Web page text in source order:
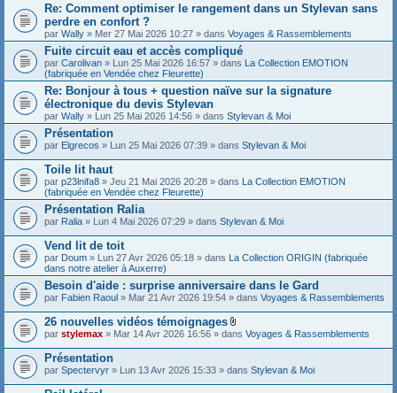
Re: Comment optimiser le rangement dans un Stylevan sans
perdre en confort ?
par Wally » Mer 27 Mai 2026 10:27 » dans Voyages & Rassemblements
Fuite circuit eau et accès compliqué
par Carolivan » Lun 25 Mai 2026 16:57 » dans La Collection EMOTION
(fabriquée en Vendée chez Fleurette)
Re: Bonjour à tous + question naïve sur la signature
électronique du devis Stylevan
par Wally » Lun 25 Mai 2026 14:56 » dans Stylevan & Moi
Présentation
par Elgrecos » Lun 25 Mai 2026 07:39 » dans Stylevan & Moi
Toile lit haut
par p23lnifa8 » Jeu 21 Mai 2026 20:28 » dans La Collection EMOTION
(fabriquée en Vendée chez Fleurette)
Présentation Ralia
par Ralia » Lun 4 Mai 2026 07:29 » dans Stylevan & Moi
Vend lit de toit
par Doum » Lun 27 Avr 2026 05:18 » dans La Collection ORIGIN (fabriquée
dans notre atelier à Auxerre)
Besoin d'aide : surprise anniversaire dans le Gard
par Fabien Raoul » Mar 21 Avr 2026 19:54 » dans Voyages & Rassemblements
26 nouvelles vidéos témoignages
F
c
i
e
par stylemax » Mar 14 Avr 2026 16:56 » dans Voyages & Rassemblements
Présentation
par Spectervyr » Lun 13 Avr 2026 15:33 » dans Stylevan & Moi